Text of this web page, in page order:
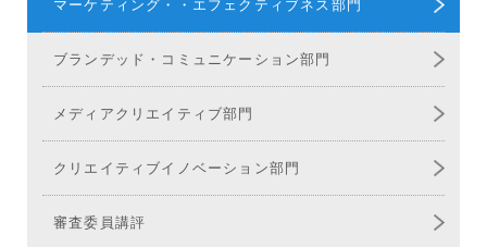
マーケティング・ エフェクティブネス部門
ブランデッド・ コミュニケーション部門
メディア クリエイティブ部門
クリエイティブイノベーション部門
審査委員講評